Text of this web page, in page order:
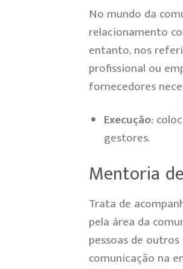
No mundo da
relacionamento
entanto, nos
profissional ou
fornecedores
Execução:
gestores.
Mentoria
Trata de
pela área da
pessoas de
comunicação na